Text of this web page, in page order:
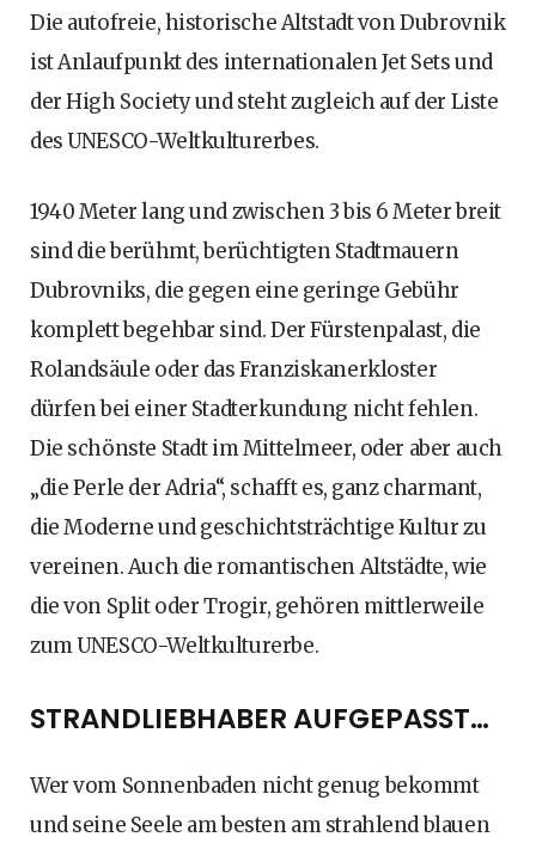
Die autofreie, historische Altstadt von Dubrovnik
ist Anlaufpunkt des internationalen Jet Sets und
der High Society und steht zugleich auf der Liste
des UNESCO-Weltkulturerbes.
1940 Meter lang und zwischen 3 bis 6 Meter breit
sind die berühmt, berüchtigten Stadtmauern
Dubrovniks, die gegen eine geringe Gebühr
komplett begehbar sind. Der Fürstenpalast, die
Rolandsäule oder das Franziskanerkloster
dürfen bei einer Stadterkundung nicht fehlen.
Die schönste Stadt im Mittelmeer, oder aber auch
„die Perle der Adria“, schafft es, ganz charmant,
die Moderne und geschichtsträchtige Kultur zu
vereinen. Auch die romantischen Altstädte, wie
die von Split oder Trogir, gehören mittlerweile
zum UNESCO-Weltkulturerbe.
STRANDLIEBHABER AUFGEPASST…
Wer vom Sonnenbaden nicht genug bekommt
und seine Seele am besten am strahlend blauen